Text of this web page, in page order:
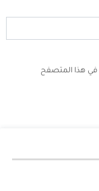
في هذا المتصفح